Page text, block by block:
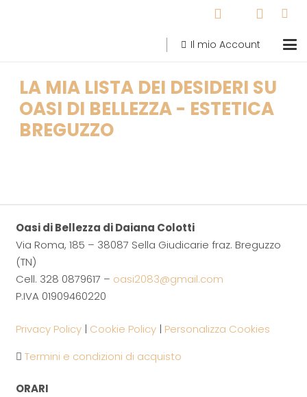
Il mio Account
LA MIA LISTA DEI DESIDERI SU
OASI DI BELLEZZA - ESTETICA
BREGUZZO
Oasi di Bellezza di Daiana Colotti
Via Roma, 185 – 38087 Sella Giudicarie fraz. Breguzzo
(TN)
Cell. 328 0879617 – oasi2083@gmail.com
P.IVA 01909460220
Privacy Policy| Cookie Policy| Personalizza Cookies
Termini e condizioni di acquisto
ORARI